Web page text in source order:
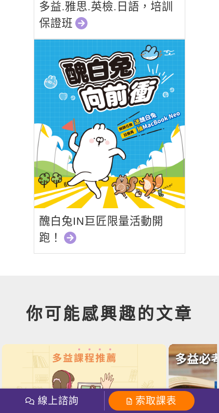
多益.雅思.英檢.日語，培訓
保證班
醜白兔IN巨匠限量活動開
跑！
你可能感興趣的文章
線上諮詢 索取課表